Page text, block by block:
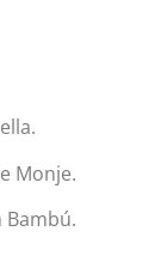
Monje.
Bambú.